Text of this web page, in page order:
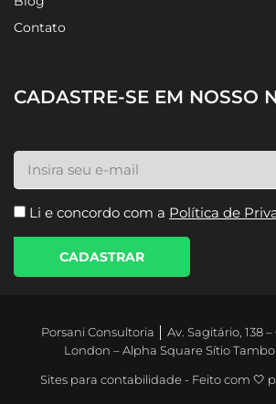
Sobre
Blog
Política de
London – Alpha Square Sítio